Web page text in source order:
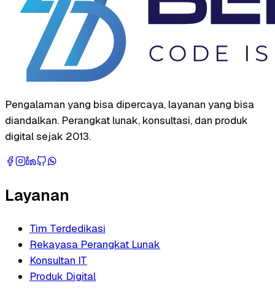
Pengalaman yang bisa dipercaya, layanan yang bisa
diandalkan. Perangkat lunak, konsultasi, dan produk
digital sejak 2013.
Layanan
Tim Terdedikasi
Rekayasa Perangkat Lunak
Konsultan IT
Produk Digital